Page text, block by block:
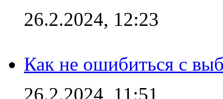
26.2.2024, 12:23
Как не ошибиться с
26.2.2024, 11:51